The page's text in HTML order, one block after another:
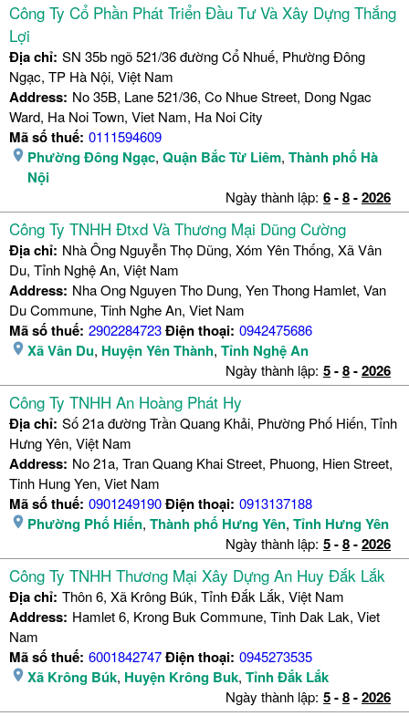
Công Ty Cổ Phần Phát Triển Đầu Tư Và Xây Dựng Thắng
Lợi
Địa chỉ: SN 35b ngõ 521/36 đường Cổ Nhuế, Phường Đông
Ngạc, TP Hà Nội, Việt Nam
Address: No 35B, Lane 521/36, Co Nhue Street, Dong Ngac
Ward, Ha Noi Town, Viet Nam, Ha Noi City
Mã số thuế: 0111594609
Phường Đông Ngạc, Quận Bắc Từ Liêm, Thành phố Hà
Nội
Ngày thành lập: 6-8-2026
Công Ty TNHH Đtxd Và Thương Mại Dũng Cường
Địa chỉ: Nhà Ông Nguyễn Thọ Dũng, Xóm Yên Thống, Xã Vân
Du, Tỉnh Nghệ An, Việt Nam
Address: Nha Ong Nguyen Tho Dung, Yen Thong Hamlet, Van
Du Commune, Tinh Nghe An, Viet Nam
Mã số thuế: 2902284723Điện thoại: 0942475686
Xã Vân Du, Huyện Yên Thành, Tỉnh Nghệ An
Ngày thành lập: 5-8-2026
Công Ty TNHH An Hoàng Phát Hy
Địa chỉ: Số 21a đường Trần Quang Khải, Phường Phố Hiến, Tỉnh
Hưng Yên, Việt Nam
Address: No 21a, Tran Quang Khai Street, Phuong, Hien Street,
Tinh Hung Yen, Viet Nam
Mã số thuế: 0901249190Điện thoại: 0913137188
Phường Phố Hiến, Thành phố Hưng Yên, Tỉnh Hưng Yên
Ngày thành lập: 5-8-2026
Công Ty TNHH Thương Mại Xây Dựng An Huy Đắk Lắk
Địa chỉ: Thôn 6, Xã Krông Búk, Tỉnh Đắk Lắk, Việt Nam
Address: Hamlet 6, Krong Buk Commune, Tinh Dak Lak, Viet
Nam
Mã số thuế: 6001842747Điện thoại: 0945273535
Xã Krông Búk, Huyện Krông Buk, Tỉnh Đắk Lắk
Ngày thành lập: 5-8-2026